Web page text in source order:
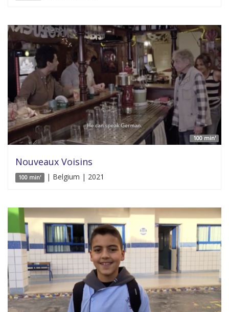
100 min'
Nouveaux Voisins
100 min' | Belgium | 2021